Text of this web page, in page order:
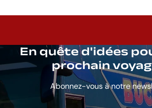
En quête d'idées
prochain
Abonnez-vous à notre